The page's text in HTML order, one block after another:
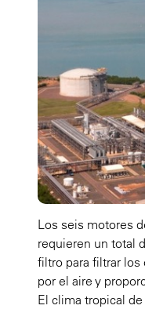
Los seis motores
requieren un total
filtro para filtrar los
por el aire y
El clima tropical